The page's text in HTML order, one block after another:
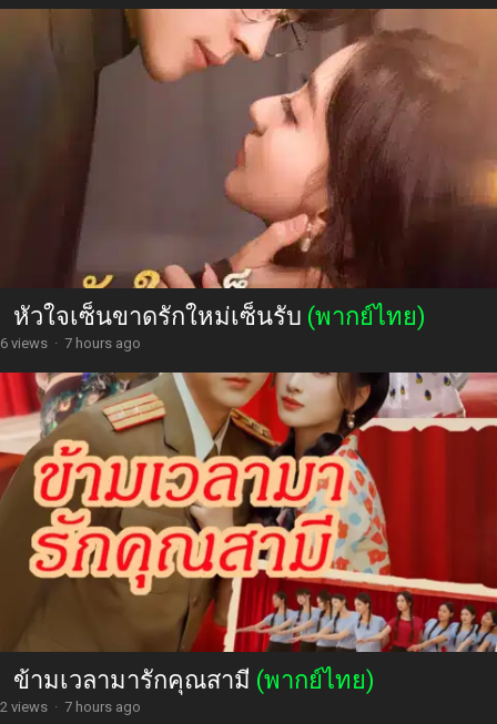
หัวใจเซ็นขาดรักใหม่เซ็นรับ (พากย์ไทย)
6 views · 7 hours ago
ข้ามเวลามารักคุณสามี (พากย์ไทย)
2 views · 7 hours ago